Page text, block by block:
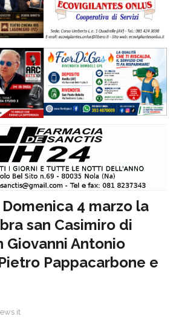
Domenica 4 marzo la
san Casimiro di
Giovanni Antonio
Pappacarbone e